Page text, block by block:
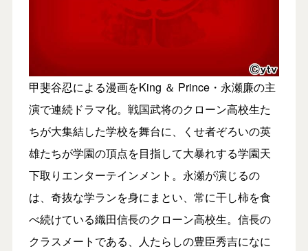
甲斐谷忍による漫画をKing ＆ Prince・永瀬廉の主
演で連続ドラマ化。戦国武将のクローン高校生た
ちが大集結した学校を舞台に、くせ者ぞろいの英
雄たちが学園の頂点を目指して大暴れする学園天
下取りエンターテインメント。永瀬が演じるの
は、奇抜な学ランを身にまとい、常に干し柿を食
べ続けている織田信長のクローン高校生。信長の
クラスメートである、人たらしの豊臣秀吉になに